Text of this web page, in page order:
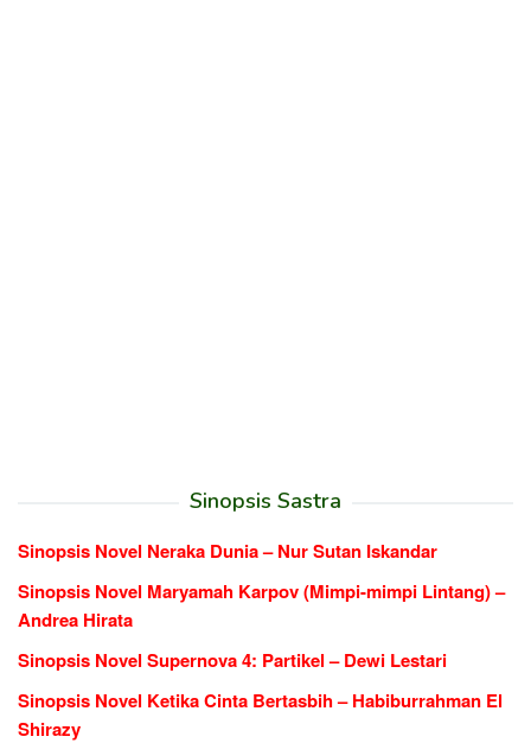
Sinopsis Sastra
Sinopsis Novel Neraka Dunia – Nur Sutan Iskandar
Sinopsis Novel Maryamah Karpov (Mimpi-mimpi Lintang) –
Andrea Hirata
Sinopsis Novel Supernova 4: Partikel – Dewi Lestari
Sinopsis Novel Ketika Cinta Bertasbih – Habiburrahman El
Shirazy